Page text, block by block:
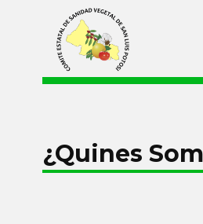
Inicio
Organigrama
¿Quines